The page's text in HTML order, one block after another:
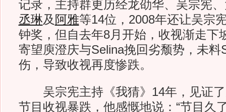
记录，主持群更历经龙劭华、吴宗宪
丞琳及 阿雅等14位，2008年还让吴宗
钟奖，但自去年8月开始，收视渐走下
寄望庾澄庆与Selina挽回劣颓势，未料
伤，导致收视再度惨跌。
吴宗宪主持《我猜》14年，见证了
节目收视暴跌，他感慨地说：“节目久